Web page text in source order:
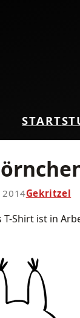
START
2014Gekritzel
T-Shirt ist in